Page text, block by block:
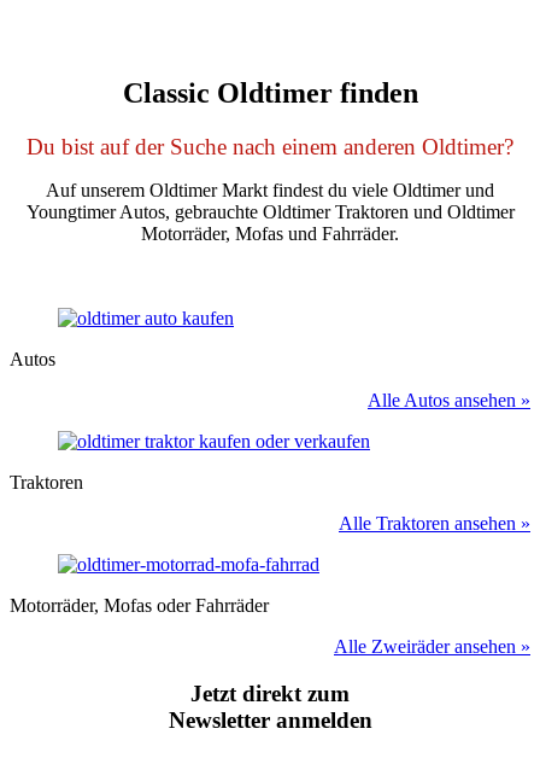
Classic Oldtimer finden
Du bist auf der Suche nach einem anderen Oldtimer?
Auf unserem Oldtimer Markt findest du viele Oldtimer und
Youngtimer Autos, gebrauchte Oldtimer Traktoren und Oldtimer
Motorräder, Mofas und Fahrräder.
Autos
Alle Autos ansehen »
Traktoren
Alle Traktoren ansehen »
Motorräder, Mofas oder Fahrräder
Alle Zweiräder ansehen »
Jetzt direkt zum
Newsletter anmelden